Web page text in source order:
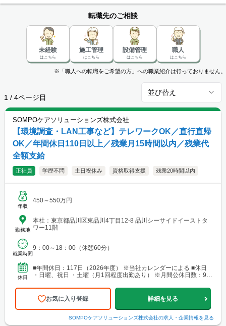
転職先のご相談
未経験
はこちら
施工管理
はこちら
設備管理
はこちら
職人
はこちら
※「職人への転職をご希望の方」への職業紹介は行っておりません。
1 / 4ページ目
並び替え
SOMPOケアソリューションズ株式会社
【環境調査・LAN工事など】テレワークOK／直行直帰
OK／年間休日110日以上／残業月15時間以内／残業代
全額支給
正社員 学歴不問 土日祝休み 資格取得支援 残業20時間以内
年収
450～550万円
勤務地
本社：東京都品川区東品川4丁目12-8 品川シーサイドイーストタ
ワー11階
就業時間
9：00～18：00（休憩60分）
休日
■年間休日：117日（2026年度） ※当社カレンダーによる ■休日
・日曜、祝日 ・土曜（月1回程度出勤あり） ※月間公休日数：9日
お気に入り登録 詳細を見る
SOMPOケアソリューションズ株式会社の求人・企業情報を見る